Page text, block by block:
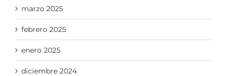
marzo 2025
febrero 2025
enero 2025
diciembre 2024